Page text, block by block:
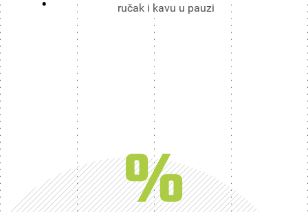
ručak i kavu u pauzi
%